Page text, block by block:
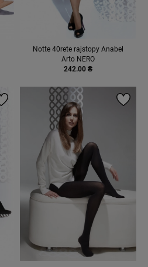
Notte 40rete rajstopy Anabel
Arto NERO
242.00 ₴